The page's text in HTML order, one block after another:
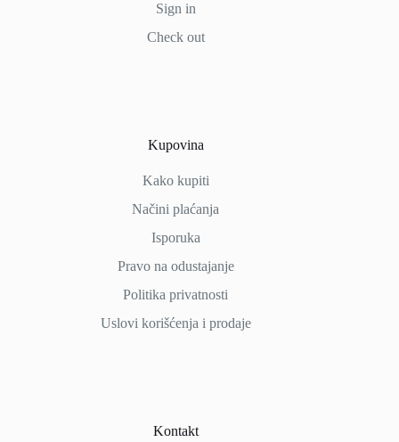
Sign in
Check out
Kupovina
Kako kupiti
Načiniplaćanja
Isporuka
Pravo na odustajanje
Politika privatnosti
Uslovi korišćenja i prodaje
Kontakt